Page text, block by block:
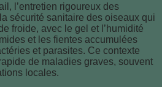
l’entretien rigoureux des
sécurité sanitaire des oiseaux qui
froide, avec le gel et l’humidité
et les fientes accumulées
et parasites. Ce contexte
de maladies graves, souvent
locales.